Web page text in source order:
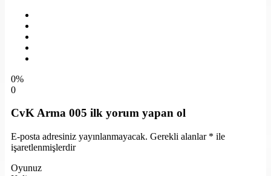
0%
0
CvK Arma 005 ilk yorum yapan ol
E-posta adresiniz yayınlanmayacak. Gerekli alanlar * ile
işaretlenmişlerdir
Oyunuz